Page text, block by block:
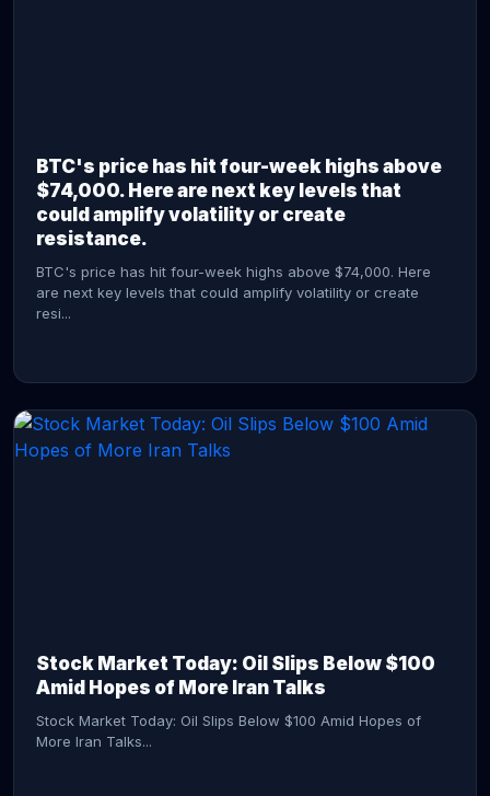
BTC's price has hit four-week highs above
$74,000. Here are next key levels that
could amplify volatility or create
resistance.
BTC's price has hit four-week highs above $74,000. Here
are next key levels that could amplify volatility or create
resi...
Stock Market Today: Oil Slips Below $100
Amid Hopes of More Iran Talks
Stock Market Today: Oil Slips Below $100 Amid Hopes of
More Iran Talks...